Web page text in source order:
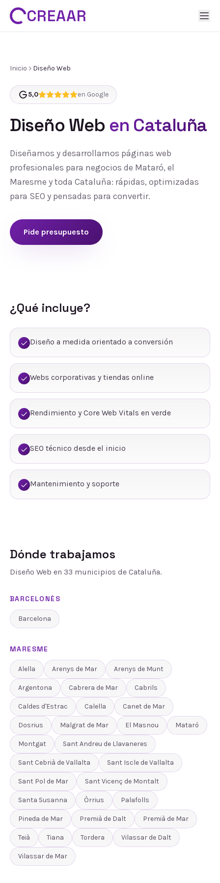
CREAAR
Inicio Diseño Web
5,0 en Google
Diseño Web en Cataluña
Diseñamos y desarrollamos páginas web
profesionales para negocios de Mataró, el
Maresme y toda Cataluña: rápidas, optimizadas
para SEO y pensadas para convertir.
Pide presupuesto
¿Qué incluye?
Diseño a medida orientado a conversión
Webs corporativas y tiendas online
Rendimiento y Core Web Vitals en verde
SEO técnico desde el inicio
Mantenimiento y soporte
Dónde trabajamos
Diseño Web en 33 municipios de Cataluña.
BARCELONÈS
Barcelona
MARESME
Alella Arenys de Mar Arenys de Munt
Argentona Cabrera de Mar Cabrils
Caldes d'Estrac Calella Canet de Mar
Dosrius Malgrat de Mar El Masnou Mataró
Montgat Sant Andreu de Llavaneres
Sant Cebrià de Vallalta Sant Iscle de Vallalta
Sant Pol de Mar Sant Vicenç de Montalt
Santa Susanna Òrrius Palafolls
Pineda de Mar Premià de Dalt Premià de Mar
Teià Tiana Tordera Vilassar de Dalt
Vilassar de Mar